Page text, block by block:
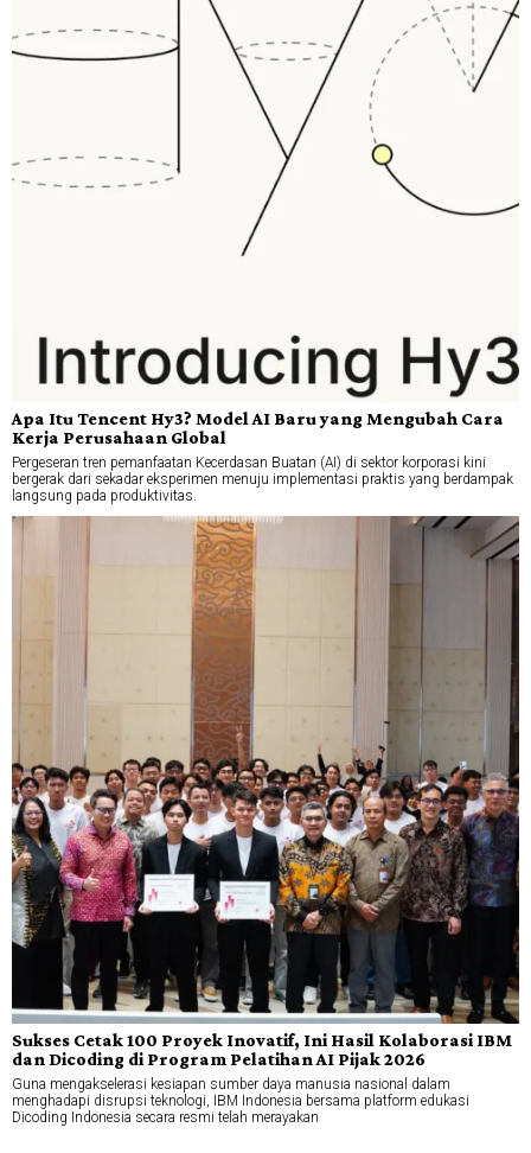
Apa Itu Tencent Hy3? Model AI Baru yang Mengubah Cara
Kerja Perusahaan Global
Pergeseran tren pemanfaatan Kecerdasan Buatan (AI) di sektor korporasi kini
bergerak dari sekadar eksperimen menuju implementasi praktis yang berdampak
langsung pada produktivitas.
Sukses Cetak 100 Proyek Inovatif, Ini Hasil Kolaborasi IBM
dan Dicoding di Program Pelatihan AI Pijak 2026
Guna mengakselerasi kesiapan sumber daya manusia nasional dalam
menghadapi disrupsi teknologi, IBM Indonesia bersama platform edukasi
Dicoding Indonesia secara resmi telah merayakan